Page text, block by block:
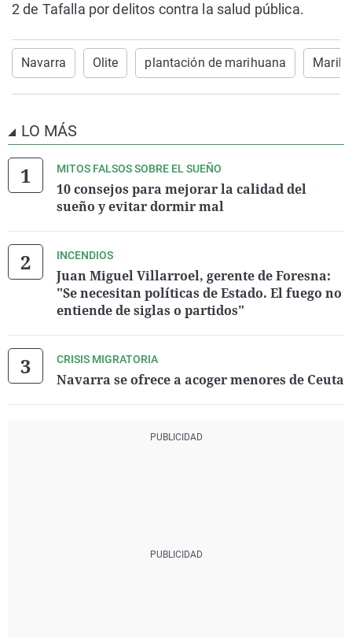
2 de Tafalla por delitos contra la salud pública.
Navarra Olite plantación de marihuana
LO MÁS
MITOS FALSOS SOBRE EL SUEÑO
10 consejos para mejorar la calidad del
sueño y evitar dormir mal
INCENDIOS
Juan Miguel Villarroel, gerente de Foresna:
"Se necesitan políticas de Estado. El fuego no
entiende de siglas o partidos"
CRISIS MIGRATORIA
Navarra se ofrece a acoger menores de Ceuta